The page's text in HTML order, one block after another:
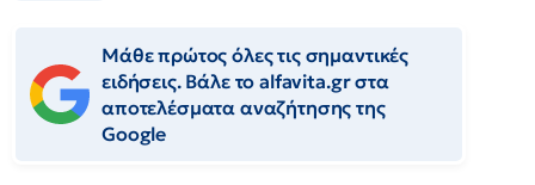
Μάθε πρώτος όλες τις σημαντικές
ειδήσεις. Βάλε το alfavita.gr στα
αποτελέσματα αναζήτησης της
Google